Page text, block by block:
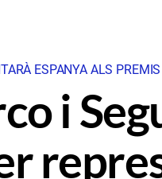
ESPANYA ALS
i